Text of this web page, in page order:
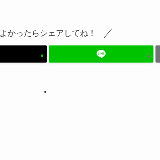
よかったらシェアしてね！